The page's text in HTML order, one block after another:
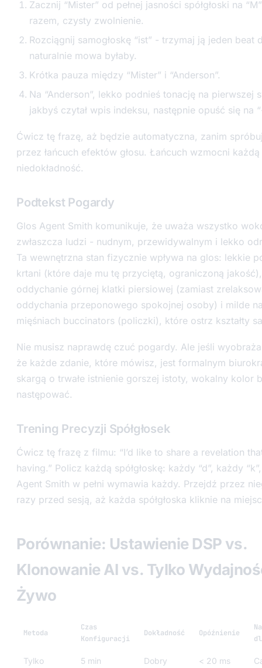
Zacznij “Mister” od pełnej jasności spółgłoski na
razem, czysty zwolnienie.
Rozciągnij samogłoskę “ist” - trzymaj ją jeden beat
naturalnie mowa byłaby.
Krótka pauza między “Mister” i “Anderson”.
Na “Anderson”, lekko podnieś tonację na pierwszej
jakbyś czytał wpis indeksu, następnie opuść się na
Ćwicz tę frazę, aż będzie automatyczna, zanim
przez łańcuch efektów głosu. Łańcuch wzmocni każdą
niedokładność.
Podtekst Pogardy
Glos Agent Smith komunikuje, że uważa wszystko
zwłaszcza ludzi - nudnym, przewidywalnym i lekko
Ta wewnętrzna stan fizycznie wpływa na glos: lekkie
krtani (które daje mu tę przyciętą, ograniczoną
oddychanie górnej klatki piersiowej (zamiast
oddychania przeponowego spokojnej osoby) i milde
mięśniach buccinators (policzki), które ostrz kształty
Nie musisz naprawdę czuć pogardy. Ale jeśli
że każde zdanie, które mówisz, jest formalnym
skargą o trwałe istnienie gorszej istoty, wokalny kolor
następować.
Trening Precyzji Spółgłosek
Ćwicz tę frazę z filmu: “I’d like to share a revelation
having.” Policz każdą spółgłoskę: każdy “d”, każdy
Agent Smith w pełni wymawia każdy. Przejdź przez
razy przed sesją, aż każda spółgłoska kliknie na
Porównanie: Ustawienie DSP vs.
Klonowanie AI vs. Tylko
Żywo
Metoda
Czas
Konfiguracji
Dokładność Opóźnienie
Tylko
5 min
Dobry
< 20 ms